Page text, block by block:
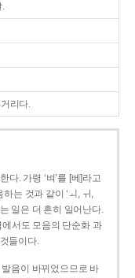
.
리다.
다. 가령 ‘벼’를 [베]라고
하는 것과 같이 ‘ㅚ, ㅟ,
일은 더 흔히 일어난다.
서도 모음의 단순화 과
들이다.
발음이 바뀌었으므로 바